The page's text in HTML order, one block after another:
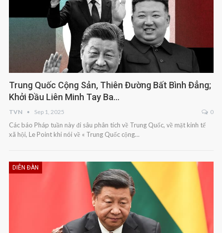
Trung Quốc Cộng Sản, Thiên Đường Bất Bình Đẳng;
Khởi Đầu Liên Minh Tay Ba…
TVN Sep 1, 2025 0
Các báo Pháp tuần này đi sâu phân tích về Trung Quốc, về mặt kinh tế
xã hội, Le Point khi nói về « Trung Quốc cộng…
DIỄN ĐÀN